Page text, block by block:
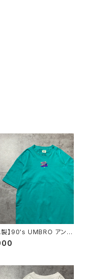
製】90's UMBRO アンブ
ター刺繍ロゴ ターコ
ルー シングルステッチ